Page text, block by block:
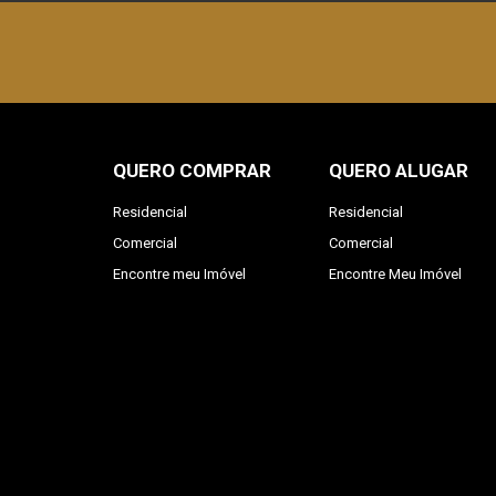
QUERO COMPRAR
Residencial
Comercial
Encontre meu Imóvel
QUERO ALUGAR
Residencial
Comercial
Encontre Meu Imóvel